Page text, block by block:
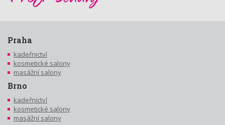
Praha
kadeřnictví
kosmetické salony
masážní salony
Brno
kadeřnictví
kosmetické salony
masážní salony